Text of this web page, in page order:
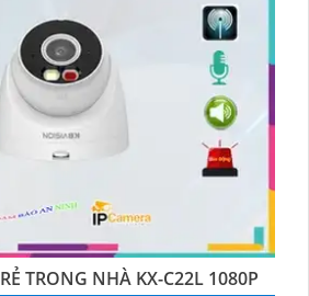
TRONG NHÀ KX-C22L 1080P